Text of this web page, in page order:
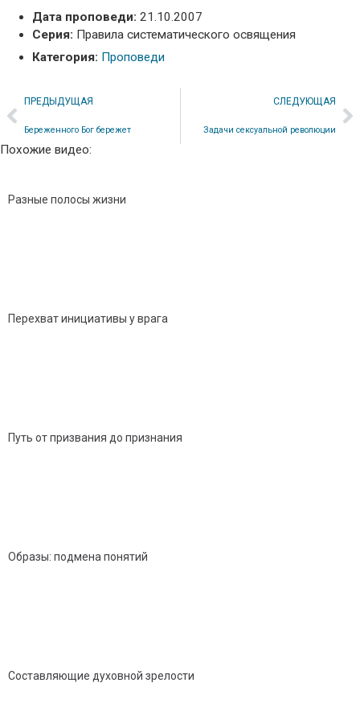
Дата проповеди: 21.10.2007
Серия: Правила систематического освящения
Категория: Проповеди
ПРЕДЫДУЩАЯ
Береженного Бог бережет
СЛЕДУЮЩАЯ
Задачи сексуальной революции
Похожие видео:
Разные полосы жизни
Перехват инициативы у врага
Путь от призвания до признания
Образы: подмена понятий
Составляющие духовной зрелости